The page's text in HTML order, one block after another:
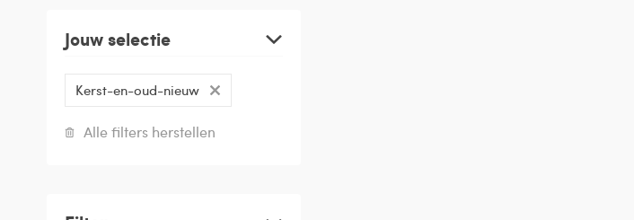
Jouw selectie
Kerst-en-oud-nieuw
Alle filters herstellen